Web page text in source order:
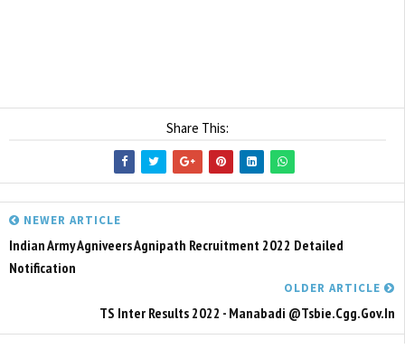
Share This:
NEWER ARTICLE
Indian Army Agniveers Agnipath Recruitment 2022 Detailed
Notification
OLDER ARTICLE
TS Inter Results 2022 - Manabadi @tsbie.cgg.gov.in